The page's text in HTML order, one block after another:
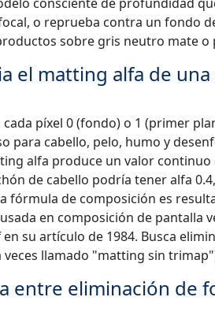
o reprueba contra un fondo
sobre gris neutro mate o
el matting alfa de
cada píxel 0 (fondo) o 1 (primer
para cabello, pelo, humo y
alfa produce un valor continuo
de cabello podría tener alfa
fórmula de composición es
en composición de pantalla
su artículo de 1984. Busca
llamado "matting sin
entre eliminación de